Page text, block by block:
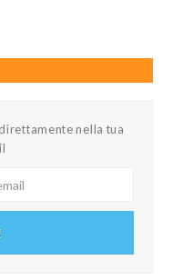
nella tua